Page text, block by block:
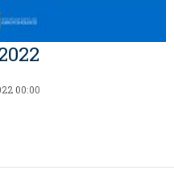
00:00